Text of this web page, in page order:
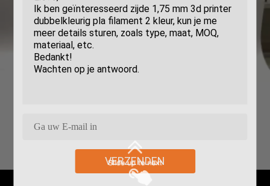
VERZENDEN